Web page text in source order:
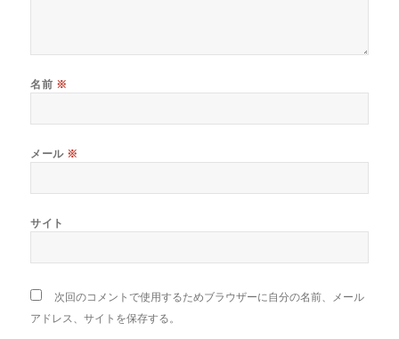
名前 ※
メール ※
サイト
次回のコメントで使用するためブラウザーに自分の名前、メール
アドレス、サイトを保存する。